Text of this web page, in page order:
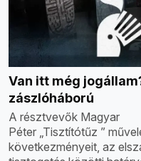
Van itt még
zászlóháború
A résztvevők Magyar
Péter „Tisztítótűz ”
következményeit, az